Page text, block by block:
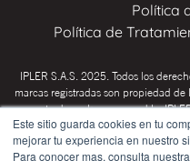
Este sitio guarda cookies en tu
mejorar tu experiencia en nuestro
Para conocer mas, consulta
Política
Política de
IPLER S.A.S. 2025. Todos los
marcas registradas son propiedad de
trademarks are owned by
INSTITUTO PSICOTÉCNICO
humano (CHICÓ Res. SED 02-